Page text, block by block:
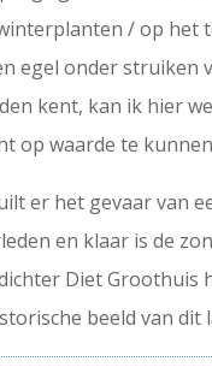
/ op het
egel onder struiken
kent, kan ik hier
op waarde te
er het gevaar van
en klaar is de
Diet
beeld van